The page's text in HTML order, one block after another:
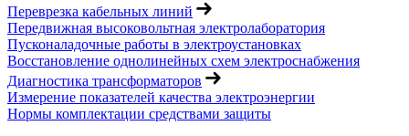
Переврезка кабельных линий
Передвижная высоковольтная электролаборатория
Пусконаладочные работы в электроустановках
Восстановление однолинейных схем электроснабжения
Диагностика трансформаторов
Измерение показателей качества электроэнергии
Нормы комплектации средствами защиты